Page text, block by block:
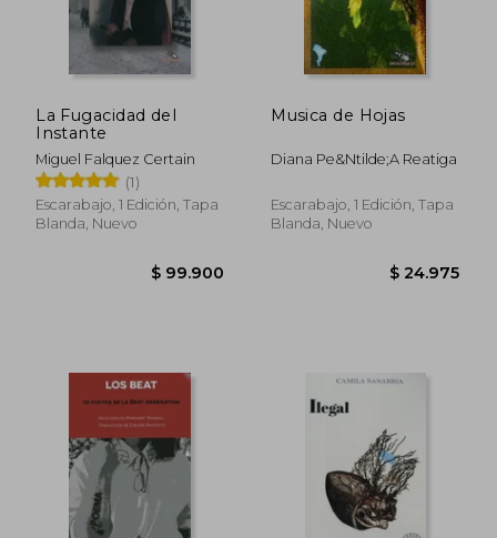
$ 34.965
La Fugacidad del
Instante
Miguel Falquez Certain
(1)
Escarabajo, 1 Edición, Tapa
Blanda, Nuevo
Musica de Hojas
Diana Pe&Ntilde;A Reatiga
Escarabajo, 1 Edición, Tapa
Blanda, Nuevo